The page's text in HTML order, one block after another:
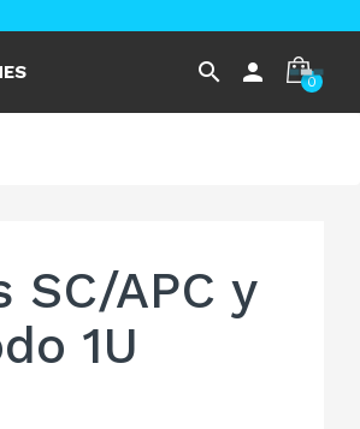
search person 0
SC/APC y
1U